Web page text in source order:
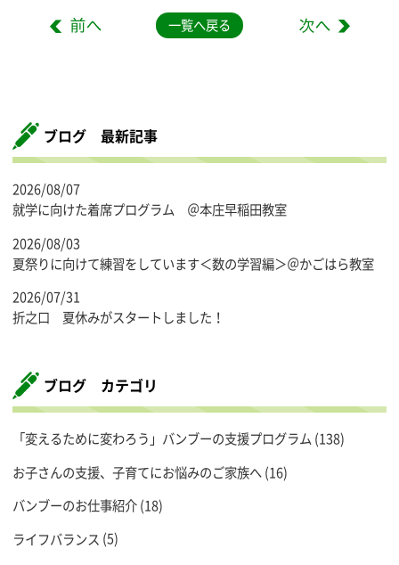
一覧へ戻る
ブログ 最新記事
2026/08/07
就学に向けた着席プログラム ＠本庄早稲田教室
2026/08/03
夏祭りに向けて練習をしています＜数の学習編＞＠かごはら教室
2026/07/31
折之口 夏休みがスタートしました！
ブログ カテゴリ
「変えるために変わろう」バンブーの支援プログラム(138)
お子さんの支援、子育てにお悩みのご家族へ(16)
バンブーのお仕事紹介(18)
ライフバランス (5)